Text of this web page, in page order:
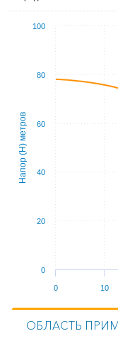
Напор (Н) метров
0 10
0
20
40
60
80
100
ОБЛАСТЬ